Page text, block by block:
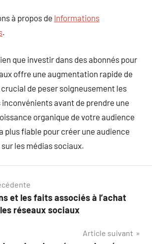
à propos de Informations
.
que investir dans des abonnés pour
offre une augmentation rapide de
crucial de peser soigneusement les
avant de prendre une
organique de votre audience
plus fiable pour créer une audience
les médias sociaux.
et les faits associés à l’achat
réseaux sociaux
Article suivant